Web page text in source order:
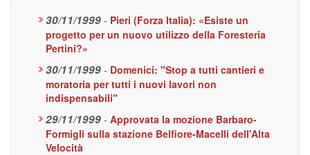
30/11/1999 - Pieri (Forza Italia): «Esiste un
progetto per un nuovo utilizzo della Foresteria
Pertini?»
30/11/1999 - Domenici: "Stop a tutti cantieri e
moratoria per tutti i nuovi lavori non
indispensabili"
29/11/1999 - Approvata la mozione Barbaro-
Formigli sulla stazione Belfiore-Macelli dell'Alta
Velocità